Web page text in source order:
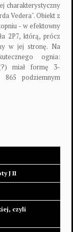
charakterystyczny
Vedera". Obiekt z
- w efektowny
2P7, którą, prócz
w jej stronę. Na
ognia:
(?) miał formę 3-
865 podziemnym
J II
czyli